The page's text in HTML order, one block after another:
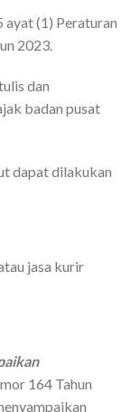
ayat (1) Peraturan
2023.
dan
badan pusat
dapat dilakukan
jasa kurir
164 Tahun